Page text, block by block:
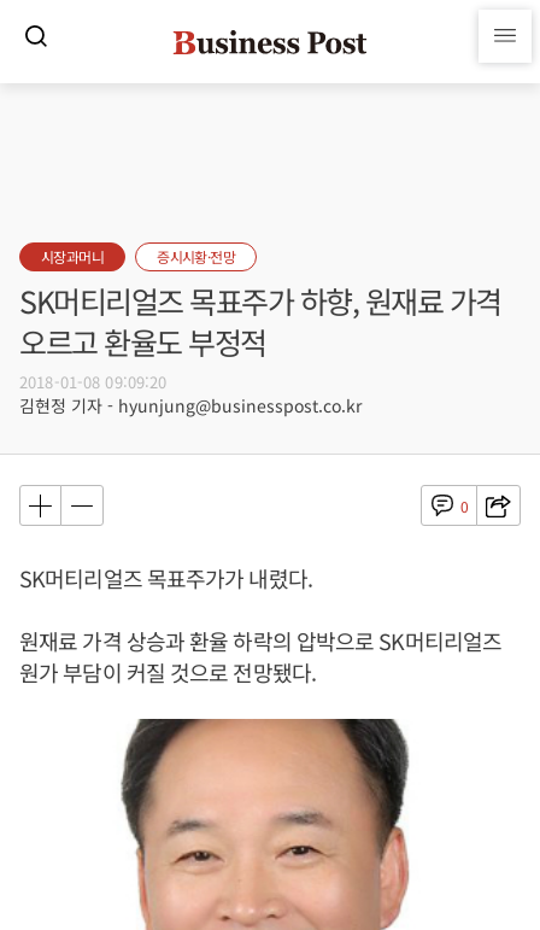
시장과머니 증시시황·전망
SK머티리얼즈 목표주가 하향, 원재료 가격
오르고 환율도 부정적
2018-01-08 09:09:20
김현정 기자 - hyunjung@businesspost.co.kr
0
SK머티리얼즈 목표주가가 내렸다.
원재료 가격 상승과 환율 하락의 압박으로 SK머티리얼즈
원가 부담이 커질 것으로 전망됐다.